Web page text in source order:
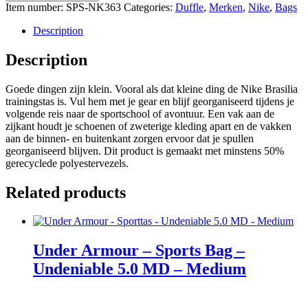
Item number: SPS-NK363 Categories: Duffle, Merken, Nike, Bags
Description
Description
Goede dingen zijn klein. Vooral als dat kleine ding de Nike Brasilia
trainingstas is. Vul hem met je gear en blijf georganiseerd tijdens je
volgende reis naar de sportschool of avontuur. Een vak aan de
zijkant houdt je schoenen of zweterige kleding apart en de vakken
aan de binnen- en buitenkant zorgen ervoor dat je spullen
georganiseerd blijven. Dit product is gemaakt met minstens 50%
gerecyclede polyestervezels.
Related products
Under Armour – Sports Bag –
Undeniable 5.0 MD – Medium